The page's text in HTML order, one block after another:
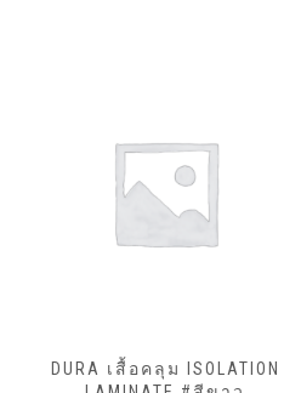
DURA เสื้อคลุม ISOLATION